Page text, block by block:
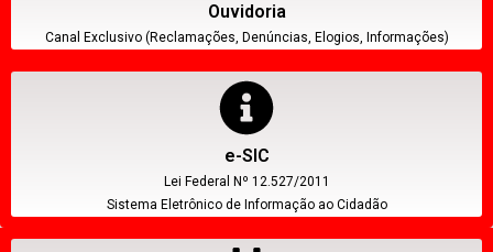
Ouvidoria
Canal Exclusivo (Reclamações, Denúncias, Elogios, Informações)
e-SIC
Lei Federal Nº 12.527/2011
Sistema Eletrônico de Informação ao Cidadão